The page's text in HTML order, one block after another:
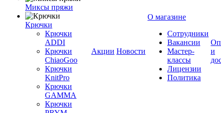
Миксы пряжи
Крючки
Крючки
ADDI
Крючки
ChiaoGoo
Крючки
KnitPro
Крючки
GAMMA
Крючки
Акции Новости
О магазине
Сотрудники
Вакансии
Мастер-
классы
Лицензии
Политика
и